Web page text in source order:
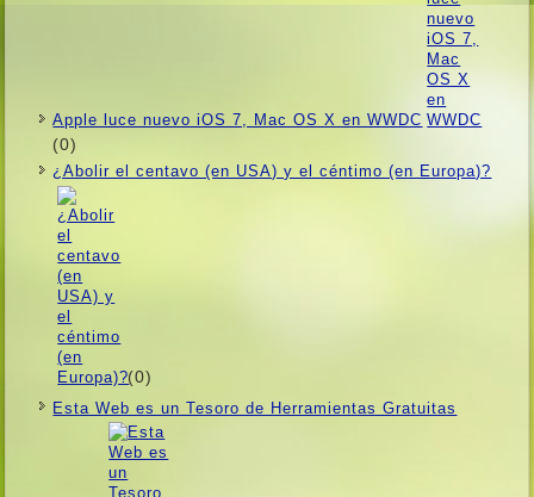
Apple luce nuevo iOS 7, Mac OS X en WWDC
(0)
¿Abolir el centavo (en USA) y el céntimo (en Europa)?
(0)
Esta Web es un Tesoro de Herramientas Gratuitas